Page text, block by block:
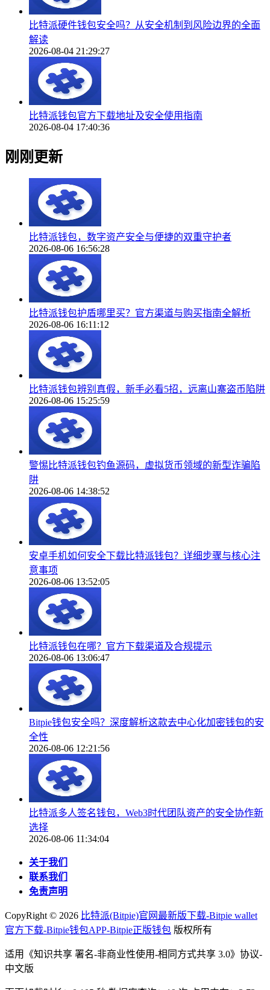
比特派硬件钱包安全吗？从安全机制到风险边界的全面
解读
2026-08-04 21:29:27
比特派钱包官方下载地址及安全使用指南
2026-08-04 17:40:36
刚刚更新
比特派钱包，数字资产安全与便捷的双重守护者
2026-08-06 16:56:28
比特派钱包护盾哪里买？官方渠道与购买指南全解析
2026-08-06 16:11:12
比特派钱包辨别真假，新手必看5招，远离山寨盗币陷阱
2026-08-06 15:25:59
警惕比特派钱包钓鱼源码，虚拟货币领域的新型诈骗陷
阱
2026-08-06 14:38:52
安卓手机如何安全下载比特派钱包？详细步骤与核心注
意事项
2026-08-06 13:52:05
比特派钱包在哪？官方下载渠道及合规提示
2026-08-06 13:06:47
Bitpie钱包安全吗？深度解析这款去中心化加密钱包的安
全性
2026-08-06 12:21:56
比特派多人签名钱包，Web3时代团队资产的安全协作新
选择
2026-08-06 11:34:04
关于我们
联系我们
免责声明
CopyRight © 2026 比特派(Bitpie)官网最新版下载-Bitpie wallet
官方下载-Bitpie钱包APP-Bitpie正版钱包 版权所有
适用《知识共享 署名-非商业性使用-相同方式共享 3.0》协议-
中文版